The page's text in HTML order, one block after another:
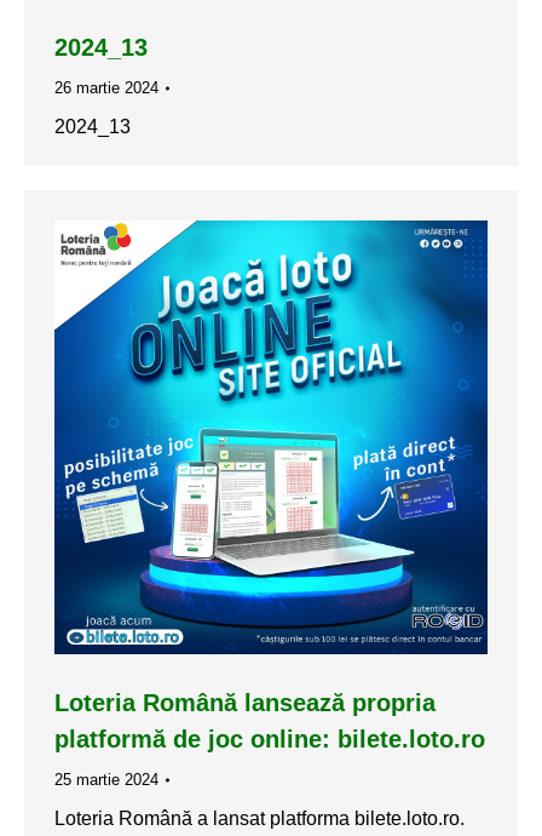
2024_13
26 martie 2024
2024_13
Loteria Română lansează propria
platformă de joc online: bilete.loto.ro
25 martie 2024
Loteria Română a lansat platforma bilete.loto.ro.